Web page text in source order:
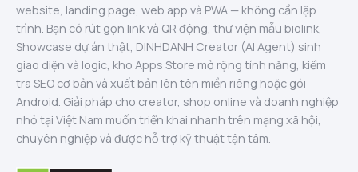
website, landing page, web app và PWA — không cần lập
trình. Bạn có rút gọn link và QR động, thư viện mẫu biolink,
Showcase dự án thật, DINHDANH Creator (AI Agent) sinh
giao diện và logic, kho Apps Store mở rộng tính năng, kiểm
tra SEO cơ bản và xuất bản lên tên miền riêng hoặc gói
Android. Giải pháp cho creator, shop online và doanh nghiệp
nhỏ tại Việt Nam muốn triển khai nhanh trên mạng xã hội,
chuyên nghiệp và được hỗ trợ kỹ thuật tận tâm.